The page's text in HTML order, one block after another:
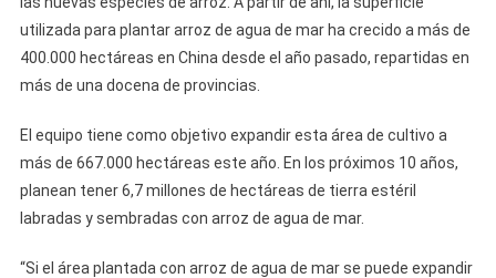
utilizada para plantar arroz de agua de mar ha crecido a más de
400.000 hectáreas en China desde el año pasado, repartidas en
más de una docena de provincias.
El equipo tiene como objetivo expandir esta área de cultivo a
más de 667.000 hectáreas este año. En los próximos 10 años,
planean tener 6,7 millones de hectáreas de tierra estéril
labradas y sembradas con arroz de agua de mar.
“Si el área plantada con arroz de agua de mar se puede expandir